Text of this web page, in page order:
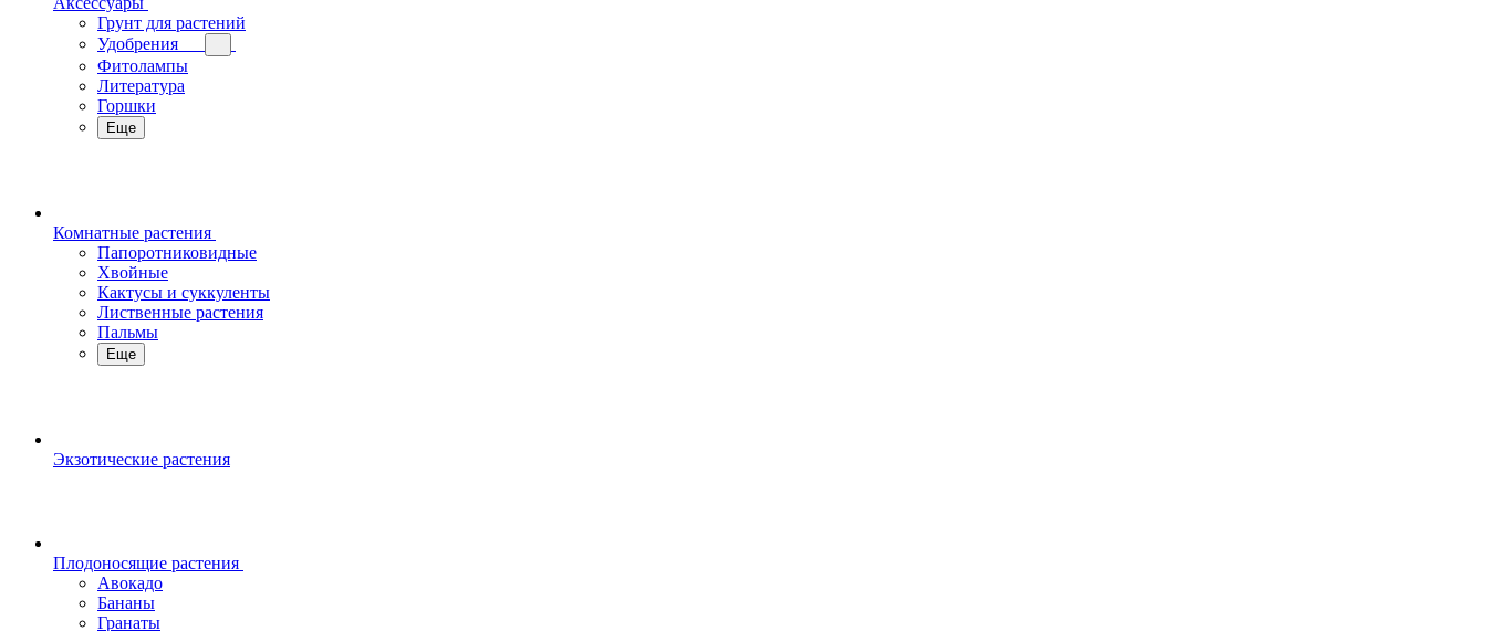
Грунт для растений
Удобрения
Фитолампы
Литература
Горшки
Еще
Комнатные растения
Папоротниковидные
Хвойные
Кактусы и суккуленты
Лиственные растения
Пальмы
Еще
Экзотические растения
Плодоносящие растения
Авокадо
Бананы
Гранаты